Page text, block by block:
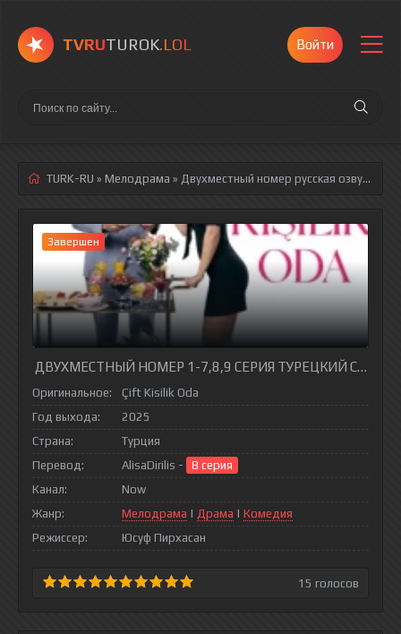
TVRUTUROK.LOL Войти
TURK-RU » Мелодрама » Двухместный номер русская озвучка полностью смотреть онлайн!
Завершен
ДВУХМЕСТНЫЙ НОМЕР 1-7,8,9 СЕРИЯ ТУРЕЦКИЙ
Оригинальное:
Çift Kisilik Oda
Год выхода:
2025
Страна:
Турция
Перевод:
AlisaDirilis -
8 серия
Канал:
Now
Жанр:
Мелодрама | Драма | Комедия
Режиссер:
Юсуф Пирхасан
15 голосов